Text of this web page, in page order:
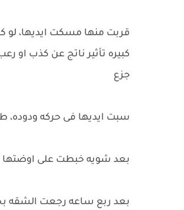
قربت منها مسكت ايديها، لو
كبيره تأثير ناتج عن كذب او
جزع
سبت ايديها فى حركه ودوده،
بعد شويه خبطت على اوضتها
بعد ربع ساعه رجعت الشقه